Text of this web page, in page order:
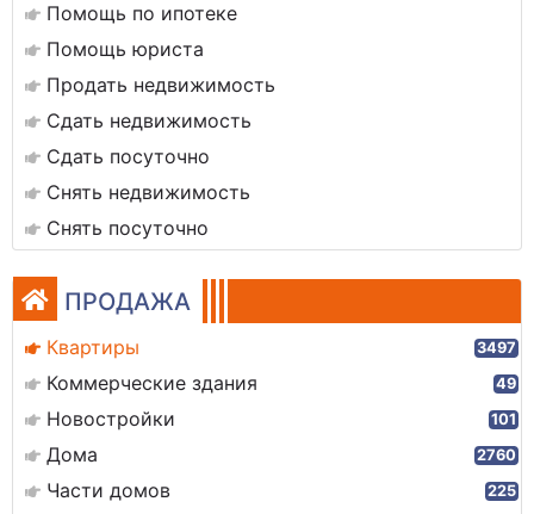
Помощь по ипотеке
Помощь юриста
Продать недвижимость
Сдать недвижимость
Сдать посуточно
Снять недвижимость
Снять посуточно
ПРОДАЖА
Квартиры 3497
Коммерческие здания 49
Новостройки 101
Дома 2760
Части домов 225